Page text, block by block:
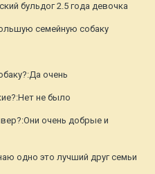
бульдог 2.5 года девочка
семейную собаку
очень
не было
очень добрые и
одно это лучший друг семьи